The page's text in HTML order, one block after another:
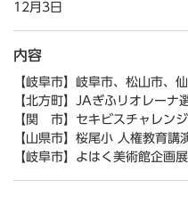
12月3日
内容
【岐阜市】岐阜市、松山市、
【北方町】JAぎふリオレーナ
【関 市】セキビスチャレン
【山県市】桜尾小 人権教育講
【岐阜市】よはく美術館企画